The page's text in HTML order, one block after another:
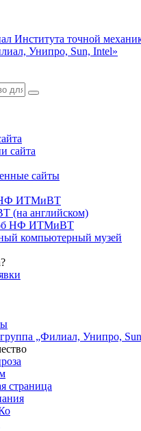
Института точной
Унипро, Sun, Intel»
сайта
сайты
НФ ИТМиВТ
(на английском)
НФ ИТМиВТ
компьютерный музей
„Филиал, Унипро,
страница